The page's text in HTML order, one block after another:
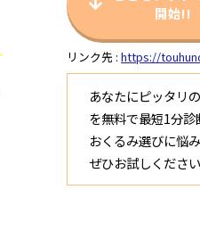
開始!!
リンク先 : https://
あなたにピッタリ
を無料で最短1分診
おくるみ選びに悩
ぜひお試しくださ